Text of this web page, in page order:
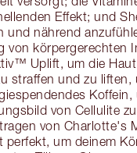
Effekt; und
und nährend
von körpergerechten
Uplift, um die
straffen und zu liften,
Koffein,
von Cellulite
von Charlotte's
perfekt, um deinem